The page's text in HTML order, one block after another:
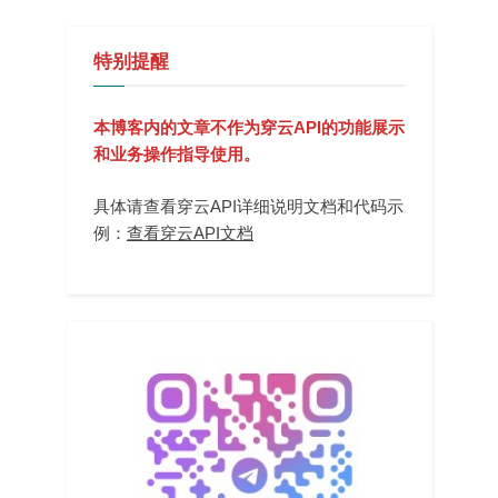
特别提醒
本博客内的文章不作为穿云API的功能展示
和业务操作指导使用。
具体请查看穿云API详细说明文档和代码示
例： 查看穿云API文档